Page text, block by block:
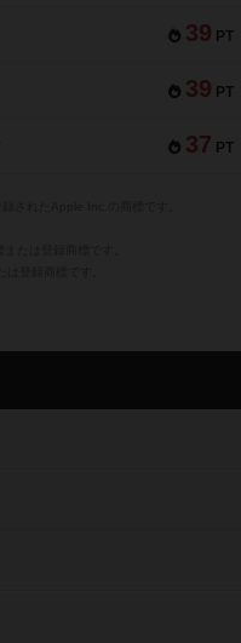
39 PT
39 PT
37 PT